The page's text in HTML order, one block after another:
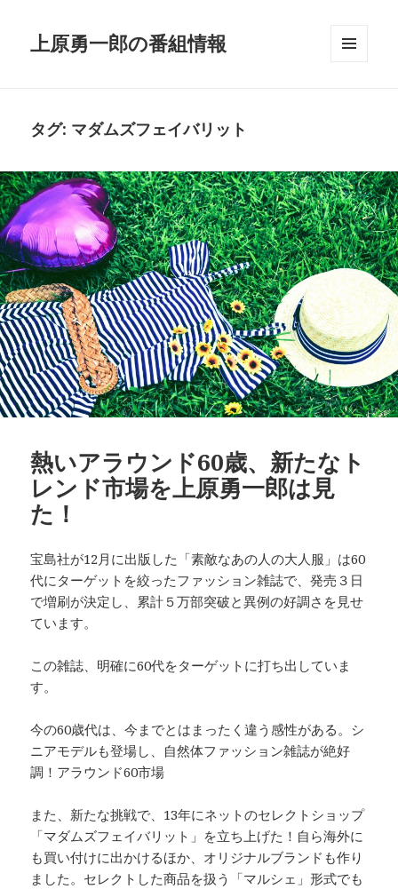
上原勇一郎の番組情報
タグ: マダムズフェイバリット
熱いアラウンド60歳、新たなト
レンド市場を上原勇一郎は見
た！
宝島社が12月に出版した「素敵なあの人の大人服」は60
代にターゲットを絞ったファッション雑誌で、発売３日
で増刷が決定し、累計５万部突破と異例の好調さを見せ
ています。
この雑誌、明確に60代をターゲットに打ち出していま
す。
今の60歳代は、今までとはまったく違う感性がある。シ
ニアモデルも登場し、自然体ファッション雑誌が絶好
調！アラウンド60市場
また、新たな挑戦で、13年にネットのセレクトショップ
「マダムズフェイバリット」を立ち上げた！自ら海外に
も買い付けに出かけるほか、オリジナルブランドも作り
ました。セレクトした商品を扱う「マルシェ」形式でも